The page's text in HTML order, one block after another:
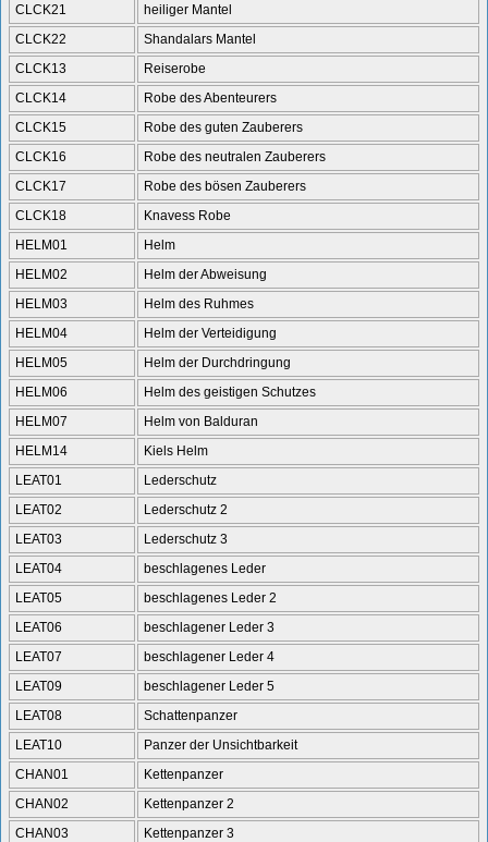
CLCK21
heiliger Mantel
CLCK22
Shandalars Mantel
CLCK13
Reiserobe
CLCK14
Robe des Abenteurers
CLCK15
Robe des guten Zauberers
CLCK16
Robe des neutralen Zauberers
CLCK17
Robe des bösen Zauberers
CLCK18
Knavess Robe
HELM01
Helm
HELM02
Helm der Abweisung
HELM03
Helm des Ruhmes
HELM04
Helm der Verteidigung
HELM05
Helm der Durchdringung
HELM06
Helm des geistigen Schutzes
HELM07
Helm von Balduran
HELM14
Kiels Helm
LEAT01
Lederschutz
LEAT02
Lederschutz 2
LEAT03
Lederschutz 3
LEAT04
beschlagenes Leder
LEAT05
beschlagenes Leder 2
LEAT06
beschlagener Leder 3
LEAT07
beschlagener Leder 4
LEAT09
beschlagener Leder 5
LEAT08
Schattenpanzer
LEAT10
Panzer der Unsichtbarkeit
CHAN01
Kettenpanzer
CHAN02
Kettenpanzer 2
CHAN03
Kettenpanzer 3